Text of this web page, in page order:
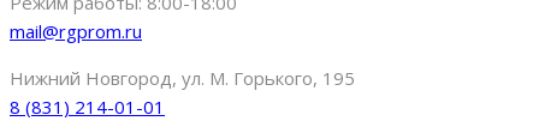
mail@rgprom.ru
Нижний Новгород, ул. М. Горького, 195
8 (831) 214-01-01